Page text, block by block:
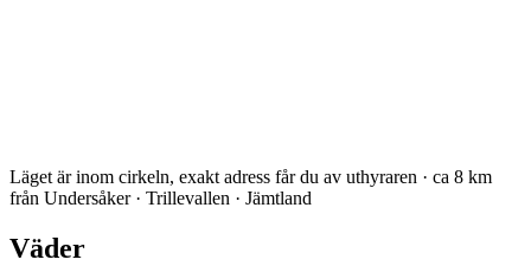
Läget är inom cirkeln, exakt adress får du av uthyraren · ca 8 km
från Undersåker · Trillevallen · Jämtland
Väder